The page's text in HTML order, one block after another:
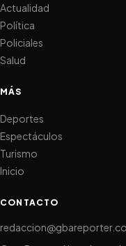
Actualidad
Política
Policiales
Salud
MÁS
Deportes
Espectáculos
Turismo
Inicio
CONTACTO